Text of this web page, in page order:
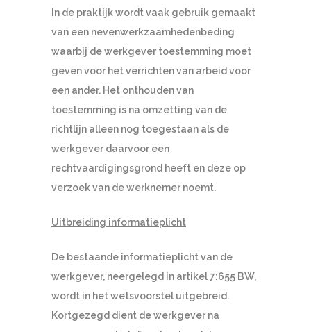
In de praktijk wordt vaak gebruik gemaakt
van een nevenwerkzaamhedenbeding
waarbij de werkgever toestemming moet
geven voor het verrichten van arbeid voor
een ander. Het onthouden van
toestemming is na omzetting van de
richtlijn alleen nog toegestaan als de
werkgever daarvoor een
rechtvaardigingsgrond heeft en deze op
verzoek van de werknemer noemt.
Uitbreiding informatieplicht
De bestaande informatieplicht van de
werkgever, neergelegd in artikel 7:655 BW,
wordt in het wetsvoorstel uitgebreid.
Kortgezegd dient de werkgever na